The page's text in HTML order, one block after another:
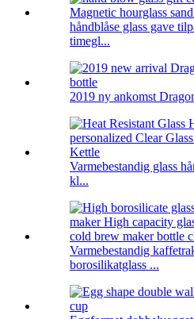
håndblåse glass gave
timegl...
2019 ny ankomst
Varmebestandig glass
kl...
Varmebestandig
borosilikatglass ...